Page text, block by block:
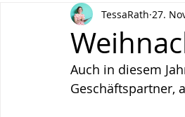
TessaRath 27.
Auch in diesem
Geschäftspartner,